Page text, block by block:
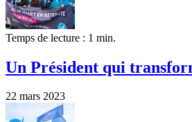
Temps de lecture : 1 min.
Un Président qui
22 mars 2023